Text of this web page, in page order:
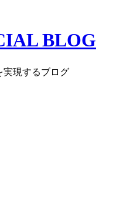
BLOG
実現するブログ